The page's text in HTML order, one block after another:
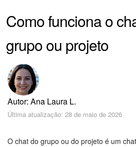
Cadastro e Login no Bitrix24
Segurança
Como Começar?
Como funciona o
grupo ou projeto
Autor: Ana Laura L.
Última atualização: 28 de maio de 2026
O chat do grupo ou do projeto é um